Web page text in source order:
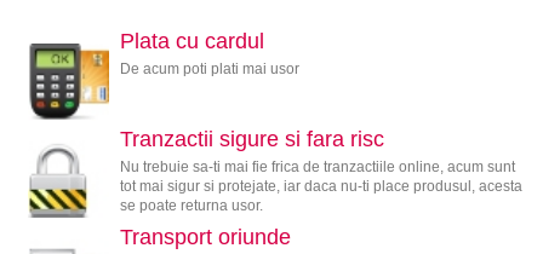
Plata cu cardul
De acum poti plati mai usor
Tranzactii sigure si fara risc
Nu trebuie sa-ti mai fie frica de tranzactiile online, acum sunt
tot mai sigur si protejate, iar daca nu-ti place produsul, acesta
se poate returna usor.
Transport oriunde